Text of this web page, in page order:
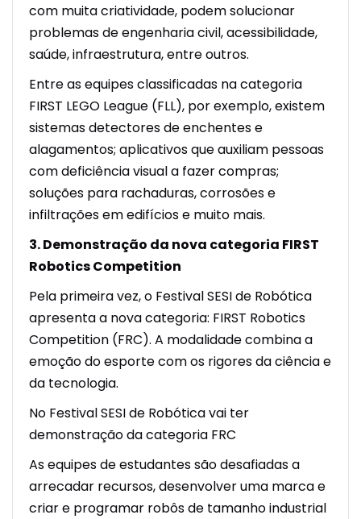
com muita criatividade, podem solucionar
problemas de engenharia civil, acessibilidade,
saúde, infraestrutura, entre outros.
Entre as equipes classificadas na categoria
FIRST LEGO League (FLL), por exemplo, existem
sistemas detectores de enchentes e
alagamentos; aplicativos que auxiliam pessoas
com deficiência visual a fazer compras;
soluções para rachaduras, corrosões e
infiltrações em edifícios e muito mais.
3. Demonstração da nova categoria FIRST
Robotics Competition
Pela primeira vez, o Festival SESI de Robótica
apresenta a nova categoria: FIRST Robotics
Competition (FRC). A modalidade combina a
emoção do esporte com os rigores da ciência e
da tecnologia.
No Festival SESI de Robótica vai ter
demonstração da categoria FRC
As equipes de estudantes são desafiadas a
arrecadar recursos, desenvolver uma marca e
criar e programar robôs de tamanho industrial